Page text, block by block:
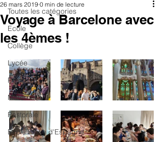
Toutes les catégories
Ecole
Collège
Lycée
Primaire
Maternelle
Pastorale
Ecole Place d'Espagne
Voyage à Barcelone avec
les 4èmes !
26 mars 2019 0 min de lecture